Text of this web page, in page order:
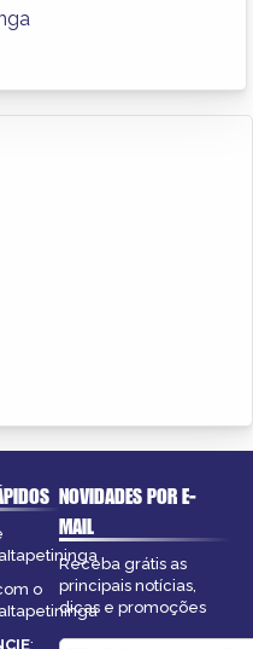
o
:
NOVIDADES POR E-
MAIL
Receba grátis as
principais notícias,
dicas e promoções